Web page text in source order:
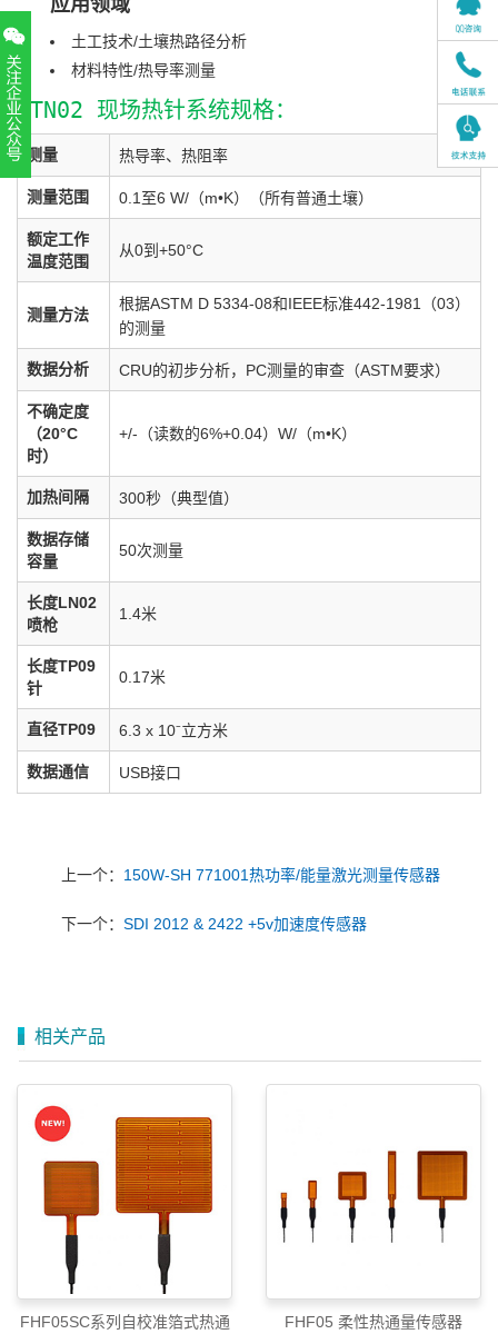
应用领域
土工技术/土壤热路径分析
材料特性/热导率测量
FTN02 现场热针系统规格：
测量 热导率、热阻率
测量范围 0.1至6 W/（m•K）（所有普通土壤）
额定工作
温度范围
从0到+50°C
测量方法
根据ASTM D 5334-08和IEEE标准442-1981（03）
的测量
数据分析 CRU的初步分析，PC测量的审查（ASTM要求）
不确定度
（20°C
时）
+/-（读数的6%+0.04）W/（m•K）
加热间隔 300秒（典型值）
数据存储
容量
50次测量
长度LN02
喷枪
1.4米
长度TP09
针
0.17米
直径TP09 6.3 x 10⁻立方米
数据通信 USB接口
上一个： 150W-SH 771001热功率/能量激光测量传感器
下一个： SDI 2012 & 2422 +5v加速度传感器
相关产品
FHF05SC系列自校准箔式热通
FHF05 柔性热通量传感器
扫一扫，关注官方账号
010-52867771